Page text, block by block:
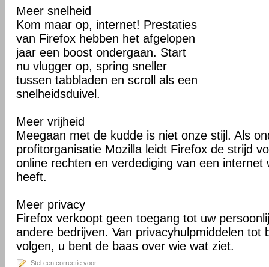
Meer snelheid
Kom maar op, internet! Prestaties
van Firefox hebben het afgelopen
jaar een boost ondergaan. Start
nu vlugger op, spring sneller
tussen tabbladen en scroll als een
snelheidsduivel.
Meer vrijheid
Meegaan met de kudde is niet onze stijl. Als
profitorganisatie Mozilla leidt Firefox de strijd
online rechten en verdediging van een internet
heeft.
Meer privacy
Firefox verkoopt geen toegang tot uw
andere bedrijven. Van privacyhulpmiddelen tot
volgen, u bent de baas over wie wat ziet.
Stel een correctie voor